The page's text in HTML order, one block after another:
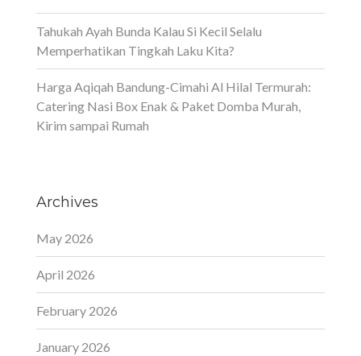
Tahukah Ayah Bunda Kalau Si Kecil Selalu
Memperhatikan Tingkah Laku Kita?
Harga Aqiqah Bandung-Cimahi Al Hilal Termurah:
Catering Nasi Box Enak & Paket Domba Murah,
Kirim sampai Rumah
Archives
May 2026
April 2026
February 2026
January 2026